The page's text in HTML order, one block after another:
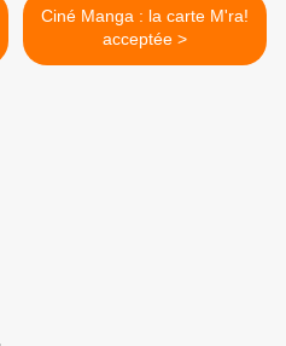
Ciné Manga : la carte M'ra!
acceptée >